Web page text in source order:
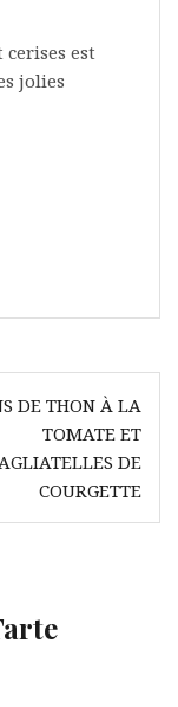
est
jolies
DE THON À LA
TOMATE ET
DE
COURGETTE